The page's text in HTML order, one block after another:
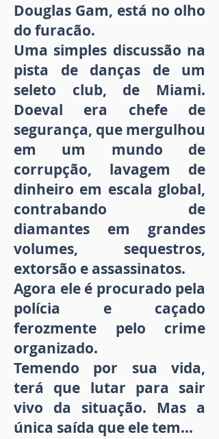
Douglas Gam, está no olho
do furacão.
Uma simples discussão na
pista de danças de um
seleto club, de Miami.
Doeval era chefe de
segurança, que mergulhou
em um mundo de
corrupção, lavagem de
dinheiro em escala global,
contrabando de
diamantes em grandes
volumes, sequestros,
extorsão e assassinatos.
Agora ele é procurado pela
polícia e caçado
ferozmente pelo crime
organizado.
Temendo por sua vida,
terá que lutar para sair
vivo da situação. Mas a
única saída que ele tem...